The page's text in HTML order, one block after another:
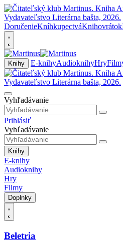
DoručenieKníhkupectváKnihovrátok
Knihy E-knihyAudioknihyHry
Vyhľadávanie
Prihlásiť
Vyhľadávanie
Knihy
E-knihy
Audioknihy
Hry
Filmy
Doplnky
Beletria